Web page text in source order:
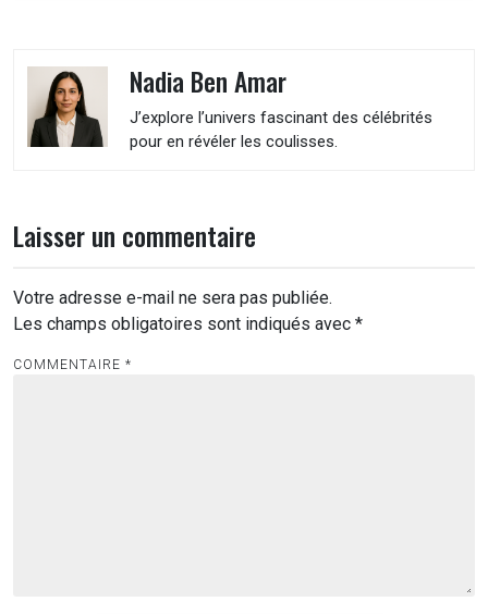
Nadia Ben Amar
J’explore l’univers fascinant des célébrités
pour en révéler les coulisses.
Laisser un commentaire
Votre adresse e-mail ne sera pas publiée.
Les champs obligatoires sont indiqués avec *
COMMENTAIRE *